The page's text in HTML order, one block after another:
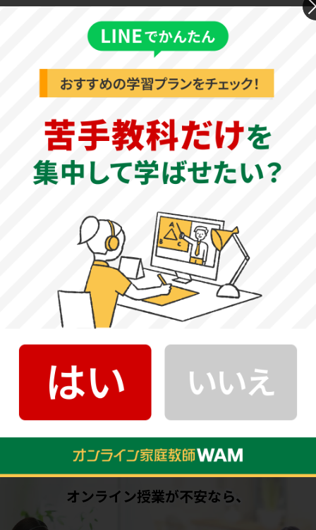
引用元：校長挨拶・教育方針・沿革
高校の特徴
明光学園高等学校は、カトリックの精神に基づく全人格的
教育を行い、知・情・意のバランスのとれた世界の平和に
大学合格を目指すハイレベルな授業を展開する〈特進コー
ス〉、4年制大学から就職まで幅広い進路に対応する〈総合
進学コース〉、音楽の基礎を学び、技術と教養を身につけ
る〈総合音楽コース〉、美術の基本技術を学び、芸美大進
学などを目指す〈総合美術コース〉が設置されています。
21世紀社会で必要とされる問題解決力やコミュニケーショ
ン能力、自己表現力の養成のため、1人1台のiPadを活用し
たICT教育、さらに情報共有によるアクティブラーニングを
推進しています。
オンライン授業が不安なら、